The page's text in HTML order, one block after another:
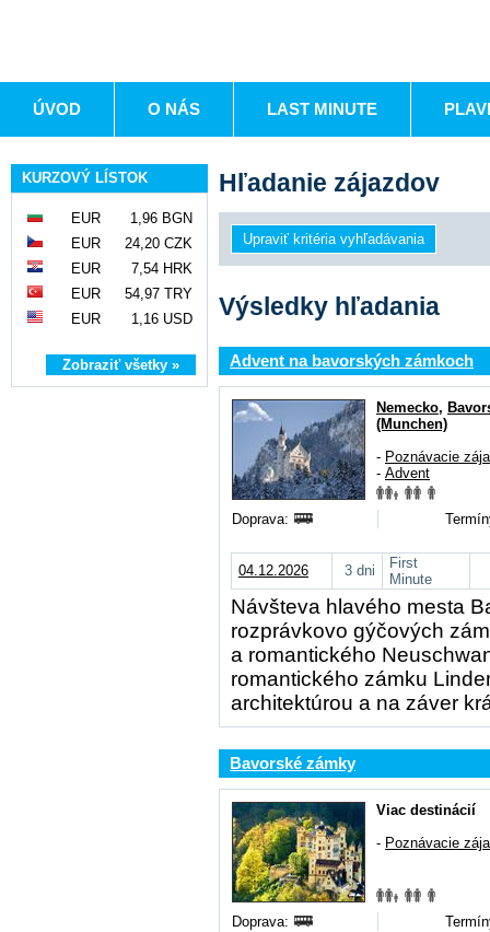
ÚVOD O NÁS LAST MINUTE
KURZOVÝ LÍSTOK
EUR
1,96 BGN
EUR
24,20 CZK
EUR
7,54 HRK
EUR
54,97 TRY
EUR
1,16 USD
Zobraziť všetky »
Hľadanie zájazdov
Výsledky hľadania
Advent na bavorských zámkoch
Nemecko,
(Munchen)
- Poznávacie
- Advent
Doprava:
04.12.2026 3 dni
First
Minute
Návšteva hlavého mesta
rozprávkovo gýčových
a romantického
romantického zámku
architektúrou a na záver
Bavorské zámky
Viac destinácií
- Poznávacie
Doprava: